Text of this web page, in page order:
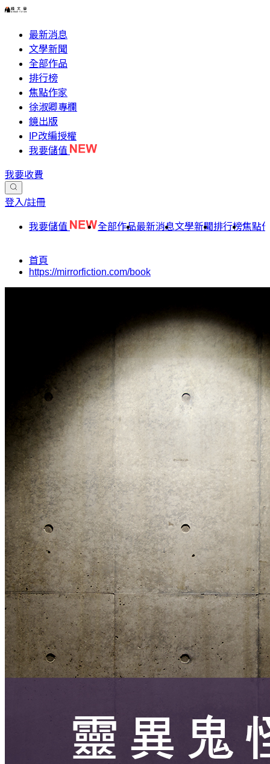
最新消息
文學新聞
全部作品
排行榜
焦點作家
徐淑卿專欄
鏡出版
IP改編授權
我要儲值
我要收費
登入/註冊
我要儲值 全部作品最新消息文學新聞排行榜焦點
首頁
https://mirrorfiction.com/book